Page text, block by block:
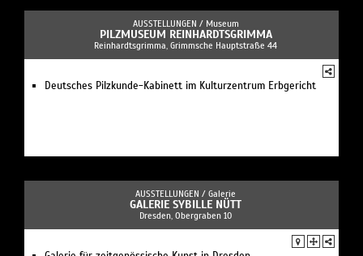
AUSSTELLUNGEN / Museum
PILZMUSEUM REINHARDTSGRIMMA
Reinhardtsgrimma, Grimmsche Hauptstraße 44
Deutsches Pilzkunde-Kabinett im Kulturzentrum Erbgericht
AUSSTELLUNGEN / Galerie
GALERIE SYBILLE NÜTT
Dresden, Obergraben 10